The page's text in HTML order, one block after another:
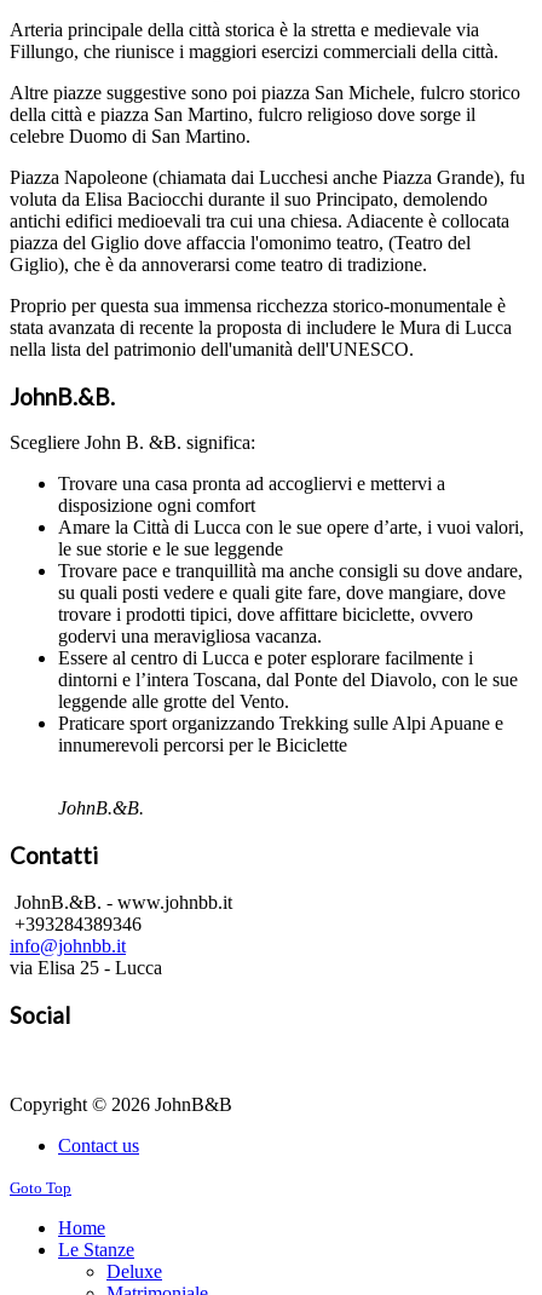
Arteria principale della città storica è la stretta e medievale via
Fillungo, che riunisce i maggiori esercizi commerciali della città.
Altre piazze suggestive sono poi piazza San Michele, fulcro storico
della città e piazza San Martino, fulcro religioso dove sorge il
celebre Duomo di San Martino.
Piazza Napoleone (chiamata dai Lucchesi anche Piazza Grande), fu
voluta da Elisa Baciocchi durante il suo Principato, demolendo
antichi edifici medioevali tra cui una chiesa. Adiacente è collocata
piazza del Giglio dove affaccia l'omonimo teatro, (Teatro del
Giglio), che è da annoverarsi come teatro di tradizione.
Proprio per questa sua immensa ricchezza storico-monumentale è
stata avanzata di recente la proposta di includere le Mura di Lucca
nella lista del patrimonio dell'umanità dell'UNESCO.
JohnB.&B.
Scegliere John B. &B. significa:
Trovare una casa pronta ad accogliervi e mettervi a
disposizione ogni comfort
Amare la Città di Lucca con le sue opere d’arte, i vuoi valori,
le sue storie e le sue leggende
Trovare pace e tranquillità ma anche consigli su dove andare,
su quali posti vedere e quali gite fare, dove mangiare, dove
trovare i prodotti tipici, dove affittare biciclette, ovvero
godervi una meravigliosa vacanza.
Essere al centro di Lucca e poter esplorare facilmente i
dintorni e l’intera Toscana, dal Ponte del Diavolo, con le sue
leggende alle grotte del Vento.
Praticare sport organizzando Trekking sulle Alpi Apuane e
innumerevoli percorsi per le Biciclette
JohnB.&B.
Contatti
JohnB.&B. - www.johnbb.it
+393284389346
info@johnbb.it
via Elisa 25 - Lucca
Social
Copyright © 2026 JohnB&B
Contact us
Goto Top
Home
Le Stanze
Deluxe